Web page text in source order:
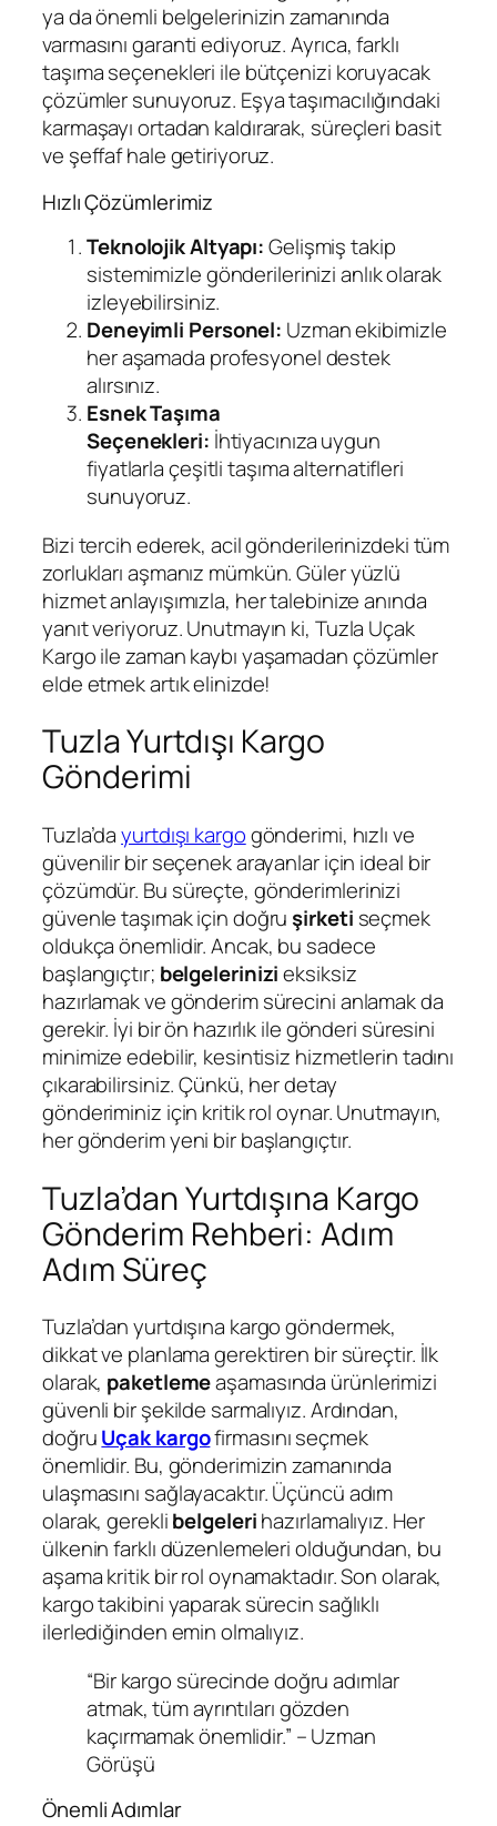
ya da önemli belgelerinizin zamanında
varmasını garanti ediyoruz. Ayrıca, farklı
taşıma seçenekleri ile bütçenizi koruyacak
çözümler sunuyoruz. Eşya taşımacılığındaki
karmaşayı ortadan kaldırarak, süreçleri basit
ve şeffaf hale getiriyoruz.
Hızlı Çözümlerimiz
Teknolojik Altyapı:Gelişmiş takip
sistemimizle gönderilerinizi anlık olarak
izleyebilirsiniz.
Deneyimli Personel: Uzman ekibimizle
her aşamada profesyonel destek
alırsınız.
Esnek Taşıma
Seçenekleri: İhtiyacınıza uygun
fiyatlarla çeşitli taşıma alternatifleri
sunuyoruz.
Bizi tercih ederek, acil gönderilerinizdeki tüm
zorlukları aşmanız mümkün. Güler yüzlü
hizmet anlayışımızla, her talebinize anında
yanıt veriyoruz. Unutmayın ki, Tuzla Uçak
Kargo ile zaman kaybı yaşamadan çözümler
elde etmek artık elinizde!
Tuzla Yurtdışı Kargo
Gönderimi
Tuzla’dayurtdışı kargogönderimi, hızlı ve
güvenilir bir seçenek arayanlar için ideal bir
çözümdür. Bu süreçte, gönderimlerinizi
güvenle taşımak için doğruşirketi seçmek
oldukça önemlidir. Ancak, bu sadece
başlangıçtır; belgelerinizieksiksiz
hazırlamak ve gönderim sürecini anlamak da
gerekir. İyi bir ön hazırlık ile gönderi süresini
minimize edebilir, kesintisiz hizmetlerin tadını
çıkarabilirsiniz. Çünkü, her detay
gönderiminiz için kritik rol oynar. Unutmayın,
her gönderim yeni bir başlangıçtır.
Tuzla’dan Yurtdışına Kargo
Gönderim Rehberi: Adım
Adım Süreç
Tuzla’dan yurtdışına kargo göndermek,
dikkat ve planlama gerektiren bir süreçtir. İlk
olarak, paketlemeaşamasında ürünlerimizi
güvenli bir şekilde sarmalıyız. Ardından,
doğruUçak kargofirmasını seçmek
önemlidir. Bu, gönderimizin zamanında
ulaşmasını sağlayacaktır. Üçüncü adım
olarak, gereklibelgelerihazırlamalıyız. Her
ülkenin farklı düzenlemeleri olduğundan, bu
aşama kritik bir rol oynamaktadır. Son olarak,
kargo takibini yaparak sürecin sağlıklı
ilerlediğinden emin olmalıyız.
“Bir kargo sürecinde doğru adımlar
atmak, tüm ayrıntıları gözden
kaçırmamak önemlidir.” – Uzman
Görüşü
Önemli Adımlar